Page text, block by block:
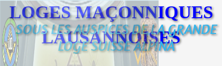
LOGES MAÇONNIQUES
LAUSANNOISES
SOUS LES AUSPICES DE LA GRANDE
LOGE SUISSE ALPINA